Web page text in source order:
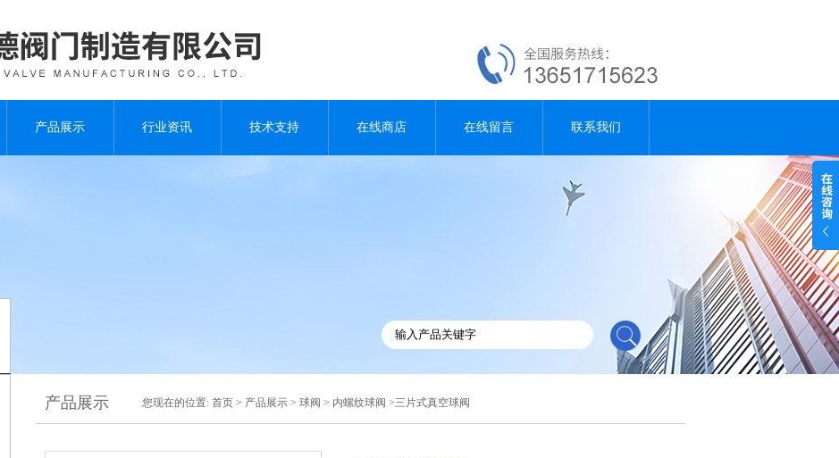
产品展示 行业资讯 技术支持 在线商店 在线留言 联系我们
产品展示 您现在的位置: 首页 > 产品展示 > 球阀 > 内螺纹球阀 >三片式真空球阀